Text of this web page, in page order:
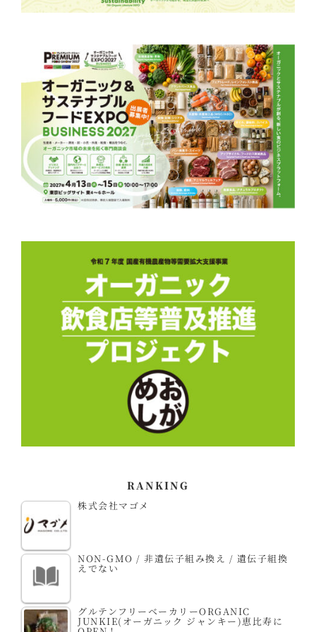
RANKING
株式会社マゴメ
NON-GMO / 非遺伝子組み換え / 遺伝子組換
えでない
グルテンフリーベーカリーORGANIC
JUNKIE(オーガニック ジャンキー)恵比寿に